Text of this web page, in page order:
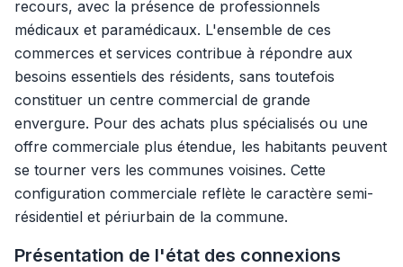
recours, avec la présence de professionnels
médicaux et paramédicaux. L'ensemble de ces
commerces et services contribue à répondre aux
besoins essentiels des résidents, sans toutefois
constituer un centre commercial de grande
envergure. Pour des achats plus spécialisés ou une
offre commerciale plus étendue, les habitants peuvent
se tourner vers les communes voisines. Cette
configuration commerciale reflète le caractère semi-
résidentiel et périurbain de la commune.
Présentation de l'état des connexions